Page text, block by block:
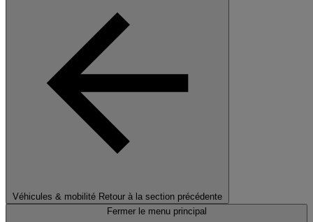
Véhicules & mobilité Retour à la section précédente
Fermer le menu principal